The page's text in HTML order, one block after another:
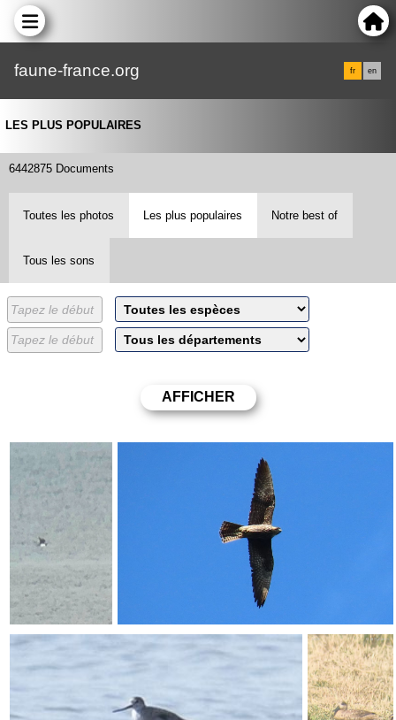
faune-france.org fr en
LES PLUS POPULAIRES
6442875 Documents
Toutes les photos Les plus populaires Notre best of
Tous les sons